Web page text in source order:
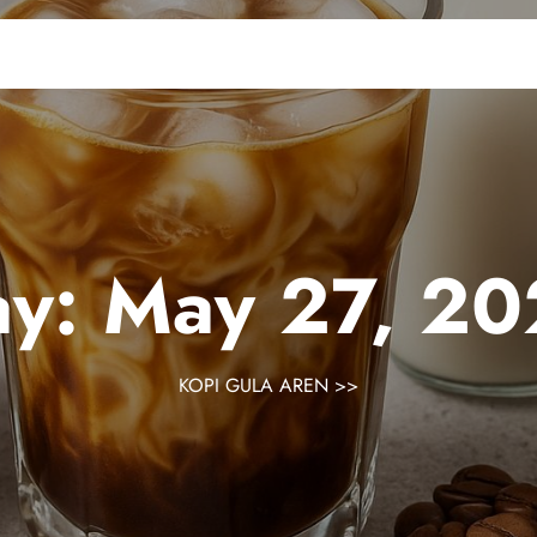
May 27,
KOPI GULA AREN >>